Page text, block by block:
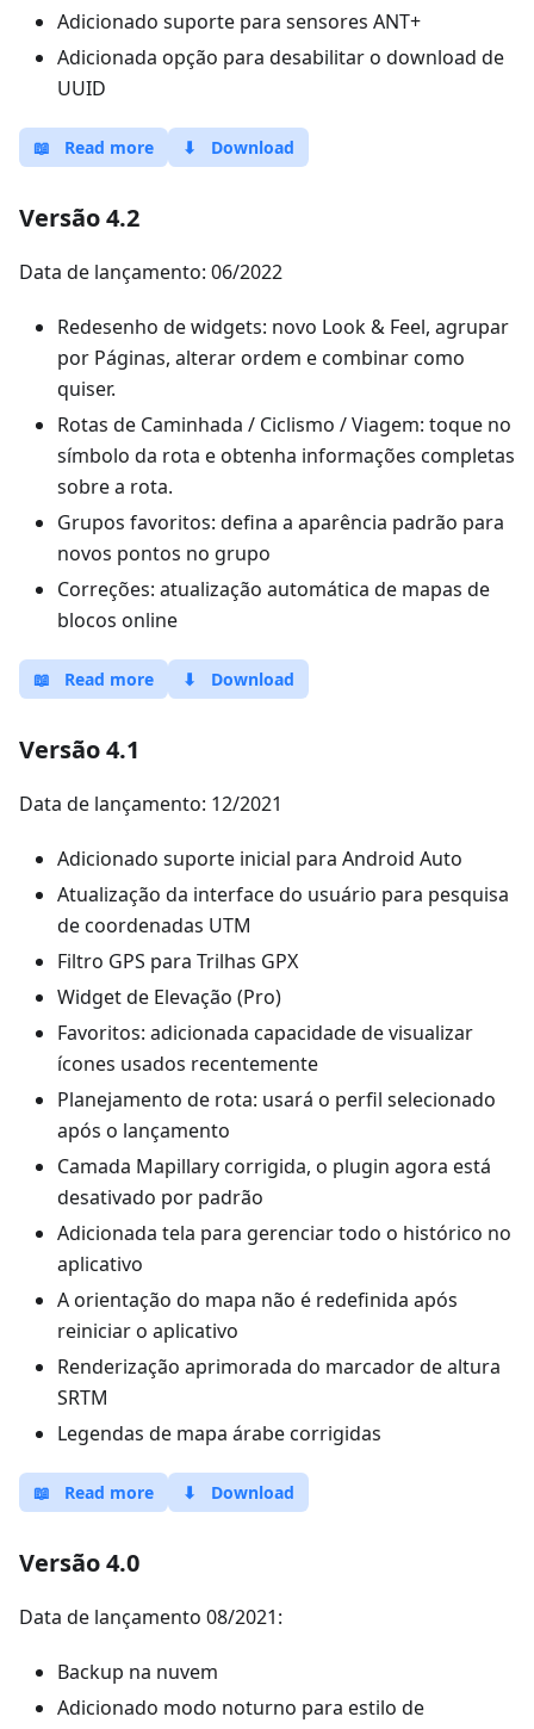
Adicionado suporte para sensores ANT+
Adicionada opção para desabilitar o download de
UUID
📖 Read more ⬇ Download
Versão 4.2
Data de lançamento: 06/2022
Redesenho de widgets: novo Look & Feel, agrupar
por Páginas, alterar ordem e combinar como
quiser.
Rotas de Caminhada / Ciclismo / Viagem: toque no
símbolo da rota e obtenha informações completas
sobre a rota.
Grupos favoritos: defina a aparência padrão para
novos pontos no grupo
Correções: atualização automática de mapas de
blocos online
📖 Read more ⬇ Download
Versão 4.1
Data de lançamento: 12/2021
Adicionado suporte inicial para Android Auto
Atualização da interface do usuário para pesquisa
de coordenadas UTM
Filtro GPS para Trilhas GPX
Widget de Elevação (Pro)
Favoritos: adicionada capacidade de visualizar
ícones usados recentemente
Planejamento de rota: usará o perfil selecionado
após o lançamento
Camada Mapillary corrigida, o plugin agora está
desativado por padrão
Adicionada tela para gerenciar todo o histórico no
aplicativo
A orientação do mapa não é redefinida após
reiniciar o aplicativo
Renderização aprimorada do marcador de altura
SRTM
Legendas de mapa árabe corrigidas
📖 Read more ⬇ Download
Versão 4.0
Data de lançamento 08/2021:
Backup na nuvem
Adicionado modo noturno para estilo de